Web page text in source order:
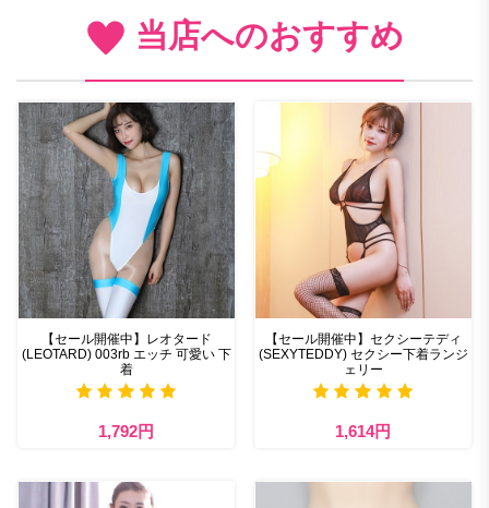
当店へのおすすめ
【セール開催中】レオタード
(LEOTARD) 003rb エッチ 可愛い 下
着
1,792円
【セール開催中】セクシーテディ
(SEXYTEDDY) セクシー下着ランジ
ェリー
1,614円